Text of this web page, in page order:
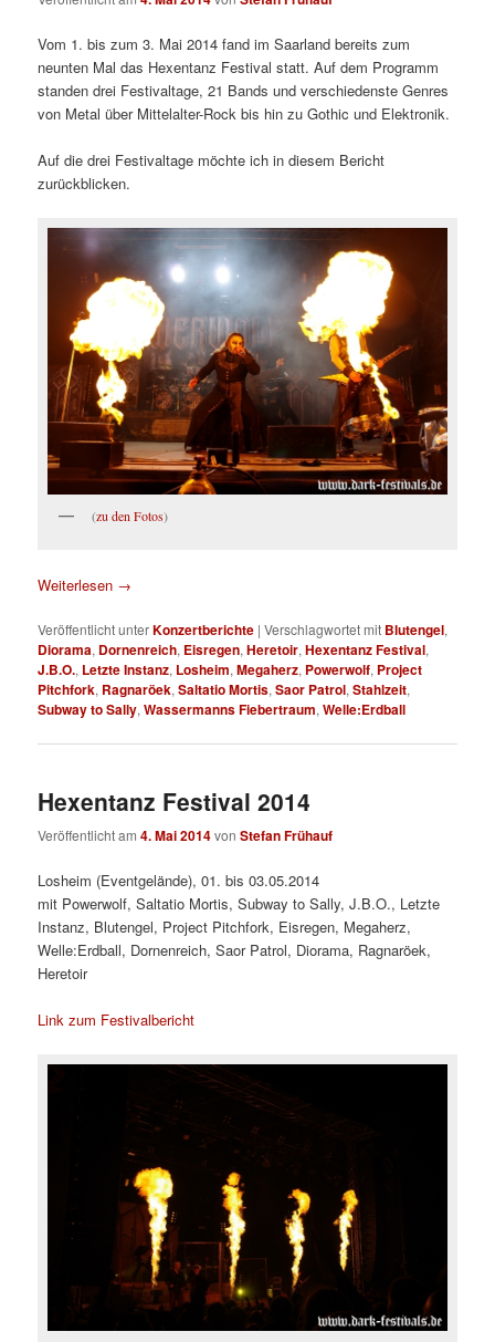
Vom 1. bis zum 3. Mai 2014 fand im Saarland bereits zum
neunten Mal das Hexentanz Festival statt. Auf dem Programm
standen drei Festivaltage, 21 Bands und verschiedenste Genres
von Metal über Mittelalter-Rock bis hin zu Gothic und Elektronik.
Auf die drei Festivaltage möchte ich in diesem Bericht
zurückblicken.
(zu den Fotos)
Weiterlesen →
Veröffentlicht unterKonzertberichte |Verschlagwortet mit Blutengel,
Diorama, Dornenreich, Eisregen,Heretoir,Hexentanz Festival,
J.B.O., Letzte Instanz, Losheim,Megaherz, Powerwolf, Project
Pitchfork, Ragnaröek,Saltatio Mortis,Saor Patrol,Stahlzeit,
Subway to Sally,Wassermanns Fiebertraum,Welle:Erdball
Hexentanz Festival 2014
Veröffentlicht am4. Mai 2014vonStefan Frühauf
Losheim (Eventgelände), 01. bis 03.05.2014
mit Powerwolf, Saltatio Mortis, Subway to Sally, J.B.O., Letzte
Instanz, Blutengel, Project Pitchfork, Eisregen, Megaherz,
Welle:Erdball, Dornenreich, Saor Patrol, Diorama, Ragnaröek,
Heretoir
Link zum Festivalbericht